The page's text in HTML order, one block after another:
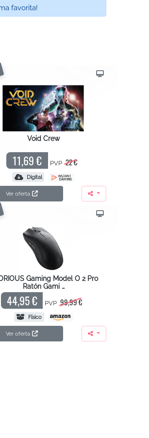
favorita!
Void Crew
11,69 € PVP 22 €
Digital
Ver oferta
Gaming Model O 2 Pro
Ratón Gami …
44,95 € PVP 99,99 €
Físico
Ver oferta